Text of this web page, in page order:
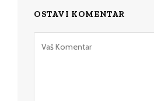
OSTAVI KOMENTAR